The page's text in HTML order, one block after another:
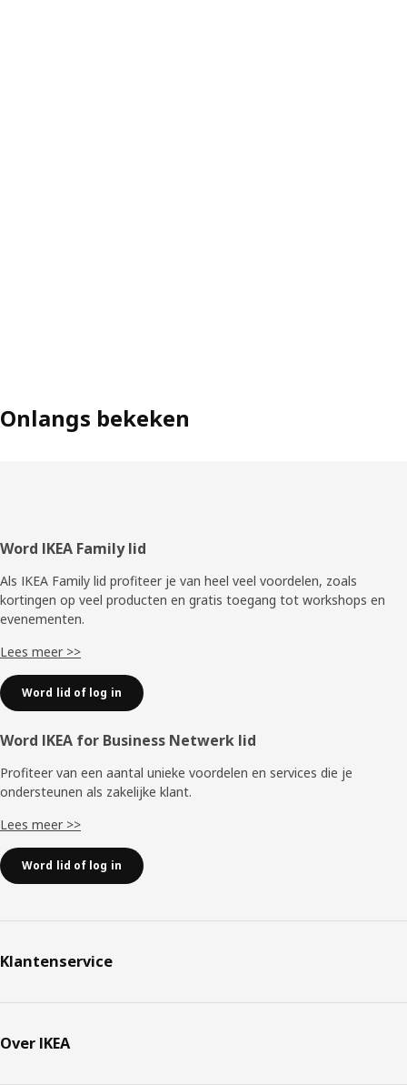
Onlangs bekeken
Voettekst
Word IKEA Family lid
Als IKEA Family lid profiteer je van heel veel voordelen, zoals
kortingen op veel producten en gratis toegang tot workshops en
evenementen.
Lees meer >>
Word lid of log in
Word IKEA for Business Netwerk lid
Profiteer van een aantal unieke voordelen en services die je
ondersteunen als zakelijke klant.
Lees meer >>
Word lid of log in
Klantenservice
Over IKEA